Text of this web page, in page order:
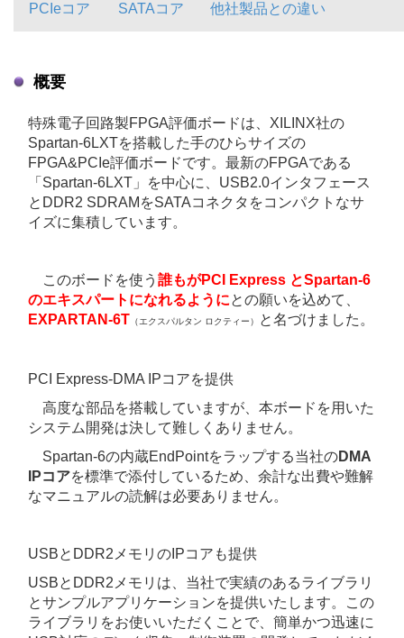
PCIeコア SATAコア 他社製品との違い
概要
特殊電子回路製FPGA評価ボードは、XILINX社の
Spartan-6LXTを搭載した手のひらサイズの
FPGA&PCIe評価ボードです。最新のFPGAである
「Spartan-6LXT」を中心に、USB2.0インタフェース
とDDR2 SDRAMをSATAコネクタをコンパクトなサ
イズに集積しています。
このボードを使う 誰もがPCI Express とSpartan-6
のエキスパートになれるようにとの願いを込めて、
EXPARTAN-6T （エクスパルタン ロクティー） と名づけました。
PCI Express-DMA IPコアを提供
高度な部品を搭載していますが、本ボードを用いた
システム開発は決して難しくありません。
Spartan-6の内蔵EndPointをラップする当社のDMA
IPコアを標準で添付しているため、余計な出費や難解
なマニュアルの読解は必要ありません。
USBとDDR2メモリのIPコアも提供
USBとDDR2メモリは、当社で実績のあるライブラリ
とサンプルアプリケーションを提供いたします。この
ライブラリをお使いいただくことで、簡単かつ迅速に